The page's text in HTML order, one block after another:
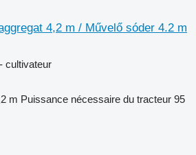
4,2 m / Művelő sóder 4.2 m
cultivateur
m Puissance nécessaire du tracteur 95